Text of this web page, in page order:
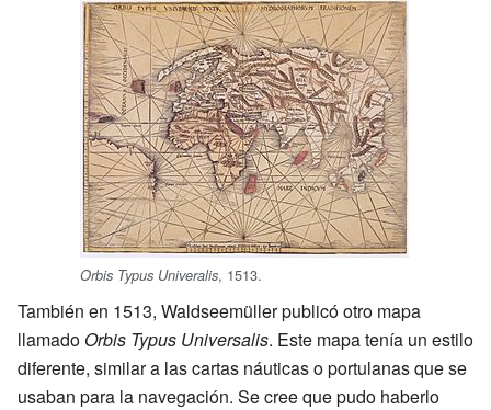
Orbis Typus Univeralis, 1513.
También en 1513, Waldseemüller publicó otro mapa
llamado Orbis Typus Universalis. Este mapa tenía un estilo
diferente, similar a las cartas náuticas o portulanas que se
usaban para la navegación. Se cree que pudo haberlo